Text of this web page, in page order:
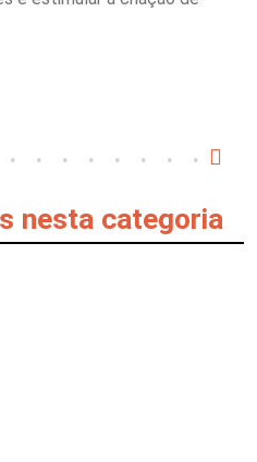
nesta categoria